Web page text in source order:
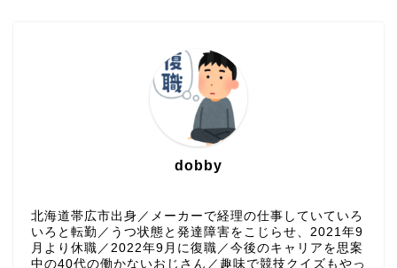
dobby
北海道帯広市出身／メーカーで経理の仕事していていろ
いろと転勤／うつ状態と発達障害をこじらせ、2021年9
月より休職／2022年9月に復職／今後のキャリアを思案
中の40代の働かないおじさん／趣味で競技クイズもやっ